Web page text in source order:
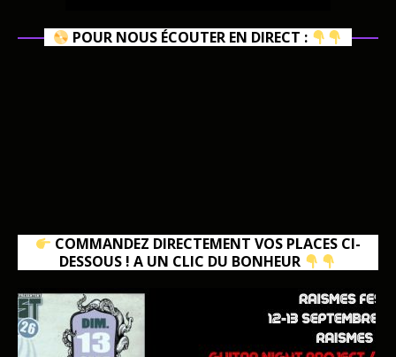
POUR NOUS ÉCOUTER EN DIRECT :
COMMANDEZ DIRECTEMENT VOS PLACES CI-
DESSOUS ! A UN CLIC DU BONHEUR